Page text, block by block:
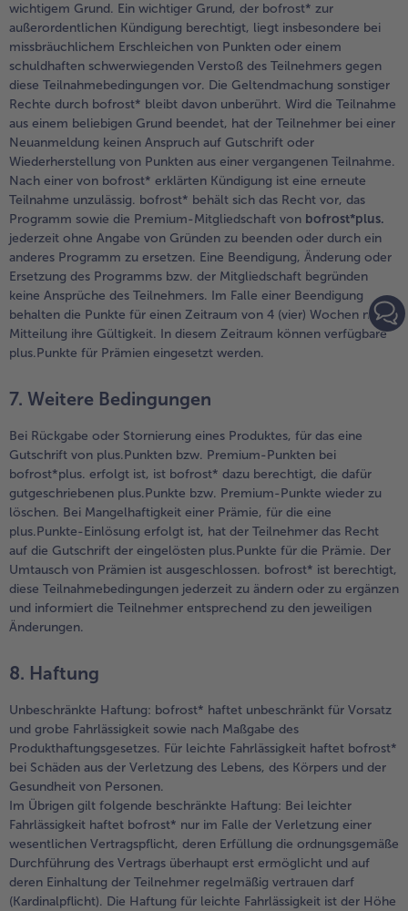
wichtigem Grund. Ein wichtiger Grund, der bofrost* zur
außerordentlichen Kündigung berechtigt, liegt insbesondere bei
missbräuchlichem Erschleichen von Punkten oder einem
schuldhaften schwerwiegenden Verstoß des Teilnehmers gegen
diese Teilnahmebedingungen vor. Die Geltendmachung sonstiger
Rechte durch bofrost* bleibt davon unberührt. Wird die Teilnahme
aus einem beliebigen Grund beendet, hat der Teilnehmer bei einer
Neuanmeldung keinen Anspruch auf Gutschrift oder
Wiederherstellung von Punkten aus einer vergangenen Teilnahme.
Nach einer von bofrost* erklärten Kündigung ist eine erneute
Teilnahme unzulässig. bofrost* behält sich das Recht vor, das
Programm sowie die Premium-Mitgliedschaft von bofrost*plus.
jederzeit ohne Angabe von Gründen zu beenden oder durch ein
anderes Programm zu ersetzen. Eine Beendigung, Änderung oder
Ersetzung des Programms bzw. der Mitgliedschaft begründen
keine Ansprüche des Teilnehmers. Im Falle einer Beendigung
behalten die Punkte für einen Zeitraum von 4 (vier) Wochen nach
Mitteilung ihre Gültigkeit. In diesem Zeitraum können verfügbare
plus.Punkte für Prämien eingesetzt werden.
7. Weitere Bedingungen
Bei Rückgabe oder Stornierung eines Produktes, für das eine
Gutschrift von plus.Punkten bzw. Premium-Punkten bei
bofrost*plus. erfolgt ist, ist bofrost* dazu berechtigt, die dafür
gutgeschriebenen plus.Punkte bzw. Premium-Punkte wieder zu
löschen. Bei Mangelhaftigkeit einer Prämie, für die eine
plus.Punkte-Einlösung erfolgt ist, hat der Teilnehmer das Recht
auf die Gutschrift der eingelösten plus.Punkte für die Prämie. Der
Umtausch von Prämien ist ausgeschlossen. bofrost* ist berechtigt,
diese Teilnahmebedingungen jederzeit zu ändern oder zu ergänzen
und informiert die Teilnehmer entsprechend zu den jeweiligen
Änderungen.
8. Haftung
Unbeschränkte Haftung: bofrost* haftet unbeschränkt für Vorsatz
und grobe Fahrlässigkeit sowie nach Maßgabe des
Produkthaftungsgesetzes. Für leichte Fahrlässigkeit haftet bofrost*
bei Schäden aus der Verletzung des Lebens, des Körpers und der
Gesundheit von Personen.
Im Übrigen gilt folgende beschränkte Haftung: Bei leichter
Fahrlässigkeit haftet bofrost* nur im Falle der Verletzung einer
wesentlichen Vertragspflicht, deren Erfüllung die ordnungsgemäße
Durchführung des Vertrags überhaupt erst ermöglicht und auf
deren Einhaltung der Teilnehmer regelmäßig vertrauen darf
(Kardinalpflicht). Die Haftung für leichte Fahrlässigkeit ist der Höhe